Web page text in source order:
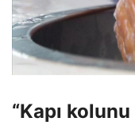
“Kapı